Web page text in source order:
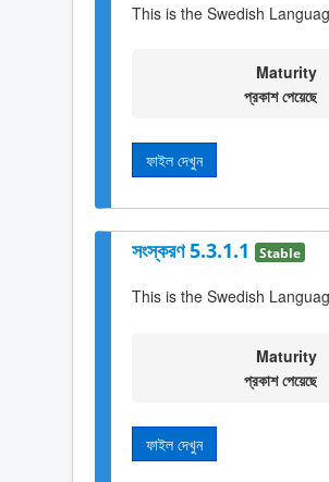
This is the Swedish
Maturity
প্রকাশ পেয়েছে
ফাইল দেখুন
সংস্করণ 5.3.1.1 Stable
This is the Swedish
Maturity
প্রকাশ পেয়েছে
ফাইল দেখুন